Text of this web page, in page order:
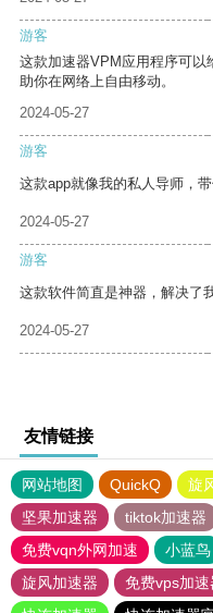
游客
这款加速器VPM应用程序可以
助你在网络上自由移动。
2024-05-27
游客
这款app就像我的私人导师，
2024-05-27
游客
这款软件简直是神器，解决了
2024-05-27
友情链接
网站地图 QuickQ 旋
坚果加速器
tiktok加速器
免费vqn外网加速
小蓝鸟
旋风加速器
免费vps加